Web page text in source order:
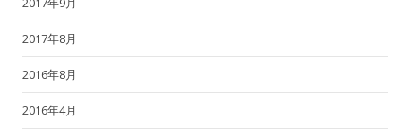
2017年8月
2016年8月
2016年4月